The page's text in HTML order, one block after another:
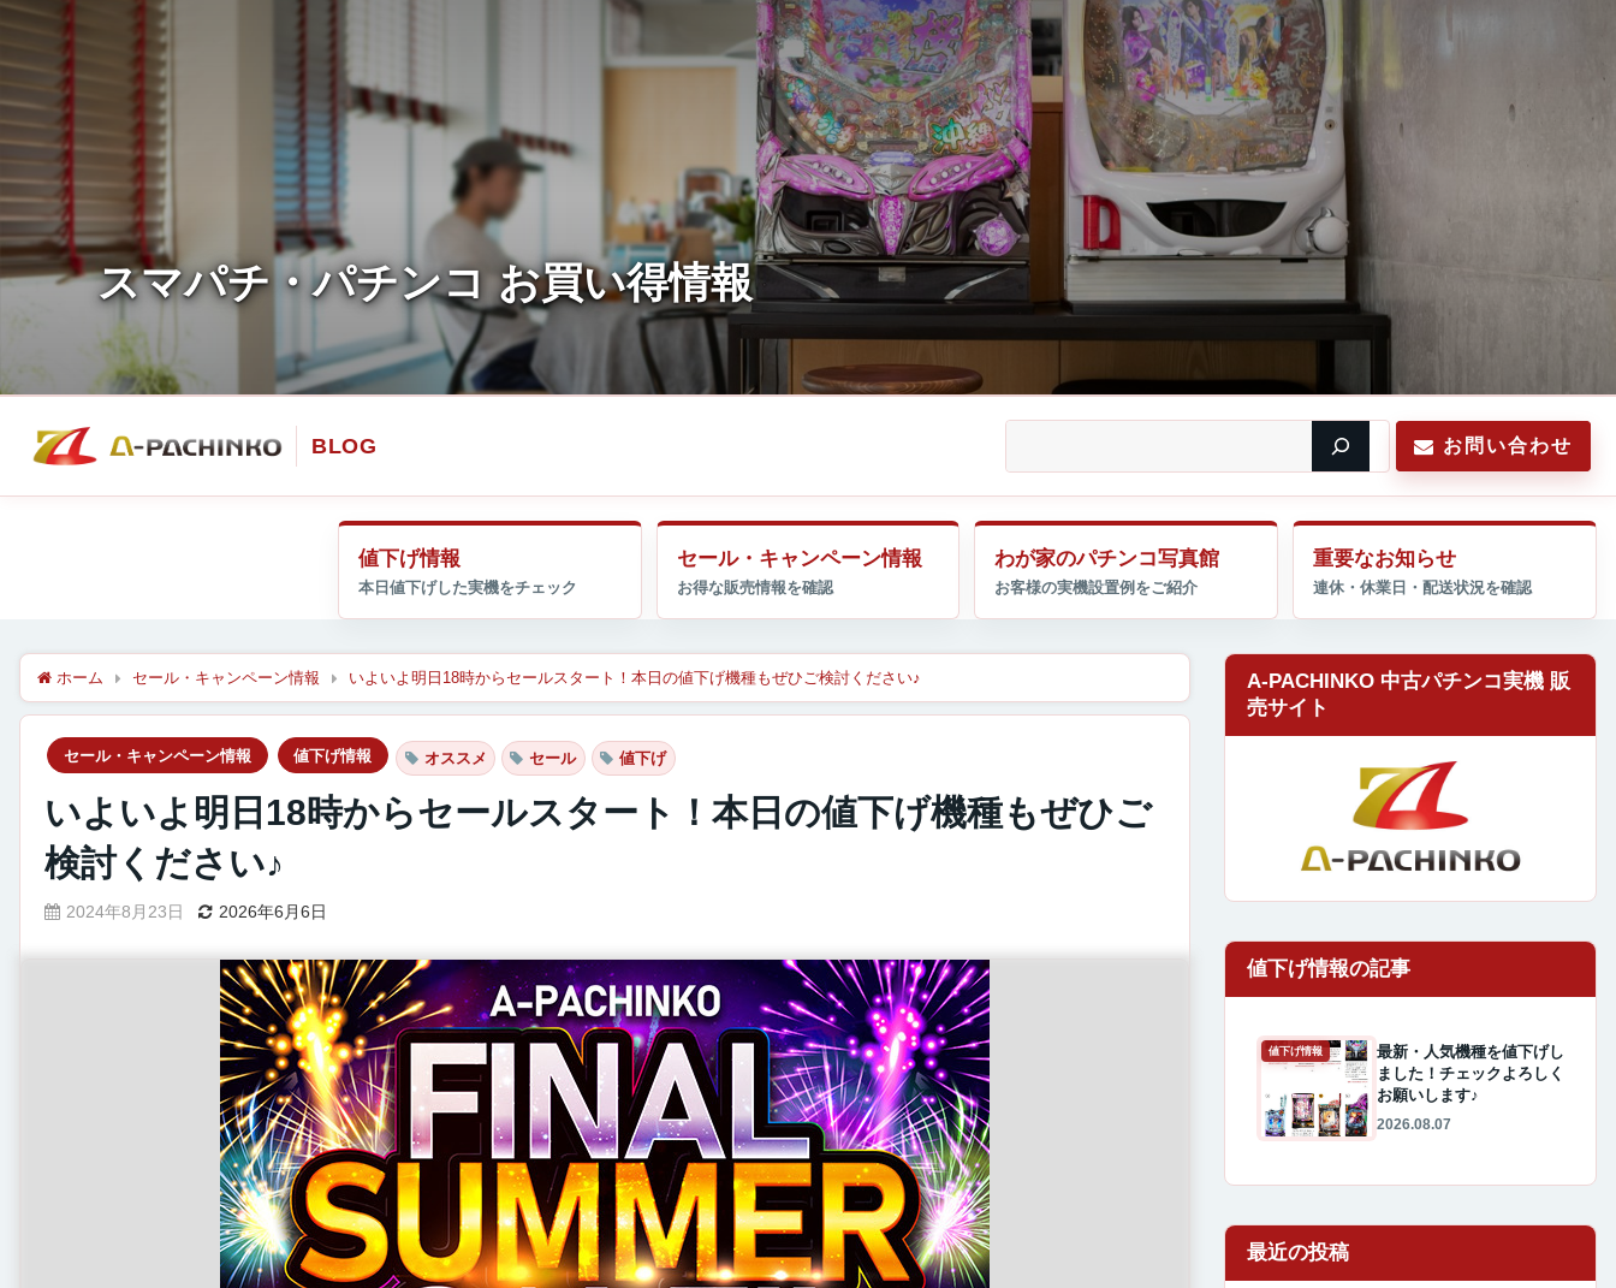
お問い合わせ
値下げ情報 セール・キャンペーン情報 わが家のパチンコ写真館 重要なお知らせ
ホーム セール・キャンペーン情報 いよいよ明日18時からセールスタート！本日の値下げ機種もぜひご検討ください♪
セール・キャンペーン情報 値下げ情報 オススメ セール 値下げ
いよいよ明日18時からセールスタート！本日の値下げ機種もぜひご
検討ください♪
2024年8月23日 2026年6月6日
A-PACHINKO 中古パチンコ実機 販
売サイト
値下げ情報
最新・人気機種を値下げし
ました！チェックよろしく
お願いします♪
2026.08.07
最近の投稿